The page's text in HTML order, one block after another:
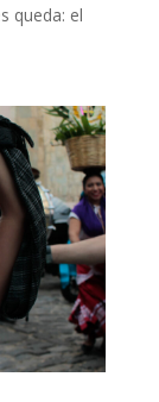
queda: el